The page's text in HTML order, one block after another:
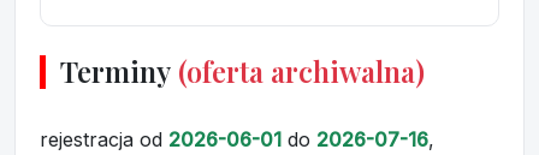
Terminy (oferta archiwalna)
rejestracja od 2026-06-01 do 2026-07-16,